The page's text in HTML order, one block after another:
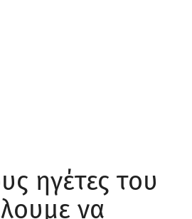
ηγέτες του
να